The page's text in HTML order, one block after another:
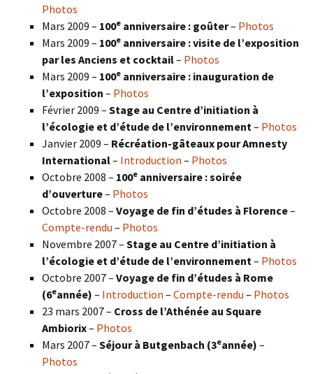
Photos
Mars 2009 – 100e anniversaire : goûter– Photos
Mars 2009 – 100e anniversaire : visite de l’exposition
par les Anciens et cocktail– Photos
Mars 2009 – 100e anniversaire : inauguration de
l’exposition – Photos
Février 2009 – Stage au Centre d’initiation à
l’écologie et d’étude de l’environnement – Photos
Janvier 2009 – Récréation-gâteaux pour Amnesty
International– Introduction – Photos
Octobre 2008 – 100e anniversaire : soirée
d’ouverture– Photos
Octobre 2008 – Voyage de fin d’études à Florence–
Compte-rendu – Photos
Novembre 2007 – Stage au Centre d’initiation à
l’écologie et d’étude de l’environnement – Photos
Octobre 2007 – Voyage de fin d’études à Rome
(6eannée) – Introduction – Compte-rendu – Photos
23 mars 2007 – Cross de l’Athénée au Square
Ambiorix– Photos
Mars 2007 – Séjour à Butgenbach (3eannée) –
Photos